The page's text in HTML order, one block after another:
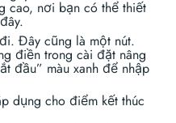
cao, nơi bạn có thể thiết
Đây cũng là một nút.
điền trong cài đặt nâng
đầu” màu xanh để nhập
dụng cho điểm kết thúc